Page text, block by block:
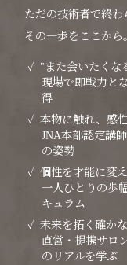
ただの技術者で終わ
その一歩をここから
"また会いたくな
現場で即戦力と
得
本物に触れ、感
JNA本部認定講
の姿勢
個性を才能に変
一人ひとりの歩
キュラム
未来を拓く確か
直営・提携サロ
のリアルを学ぶ